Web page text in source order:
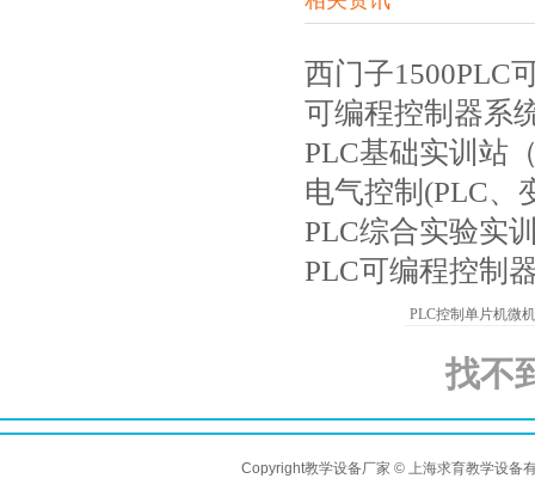
西门子1500PLC
可编程控制器系
PLC基础实训站
电气控制(PLC、
PLC综合实验实
PLC可编程控制
PLC控制单片机微
找不
Copyright教学设备厂家 © 上海求育教学设备